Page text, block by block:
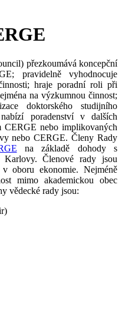
přezkoumává koncepční
pravidelně vyhodnocuje
hraje poradní roli při
na výzkumnou činnost;
doktorského studijního
poradenství v dalších
CERGE nebo implikovaných
nebo CERGE. Členy Rady
na základě dohody s
Karlovy.
Členové rady jsou
oboru ekonomie. Nejméně
mimo akademickou obec
vědecké rady jsou: